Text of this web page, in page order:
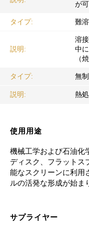
が
タイプ:
難
説明:
溶
中
（
タイプ:
無
説明:
熱
使用用途
機械工学および石油化
ディスク、フラットス
能なスクリーンに利用
ルの活発な形成が始ま
サプライヤー